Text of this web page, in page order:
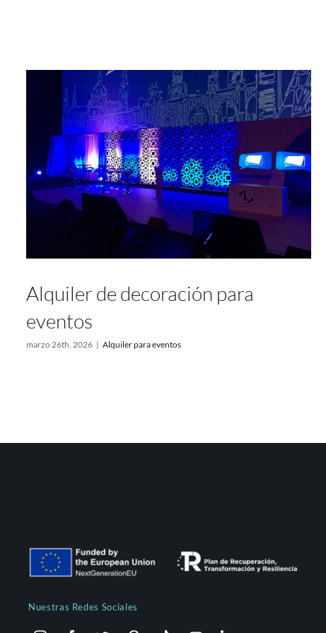
Alquiler de decoración para
eventos
marzo 26th, 2026 | Alquiler para eventos
Nuestras Redes Sociales